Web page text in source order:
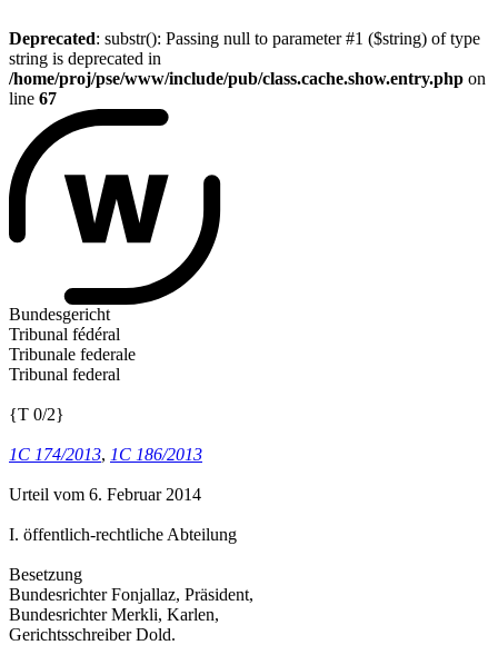
Deprecated: substr(): Passing null to parameter #1 ($string) of type
string is deprecated in
/home/proj/pse/www/include/pub/class.cache.show.entry.php on
line 67
Bundesgericht
Tribunal fédéral
Tribunale federale
Tribunal federal
{T 0/2}
1C 174/2013, 1C 186/2013
Urteil vom 6. Februar 2014
I. öffentlich-rechtliche Abteilung
Besetzung
Bundesrichter Fonjallaz, Präsident,
Bundesrichter Merkli, Karlen,
Gerichtsschreiber Dold.